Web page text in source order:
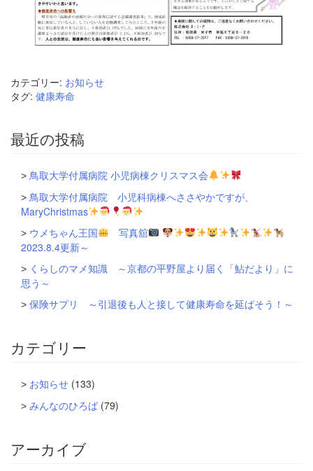
カテゴリー: お知らせ
タグ: 健康寿命
最近の投稿
鳥取大学付属病院 小児病棟クリスマス会
鳥取大学付属病院 小児科病棟へささやかですが、
MaryChristmas
ウメちゃん王国
写真舘
2023.8.4更新～
くらしのマメ知識 ～京都の平野屋より届く「鮎だより」に
思う～
保険サプリ ～引退後も人と接して健康寿命を延ばそう！～
カテゴリー
お知らせ (133)
みんなのひろば (79)
アーカイブ